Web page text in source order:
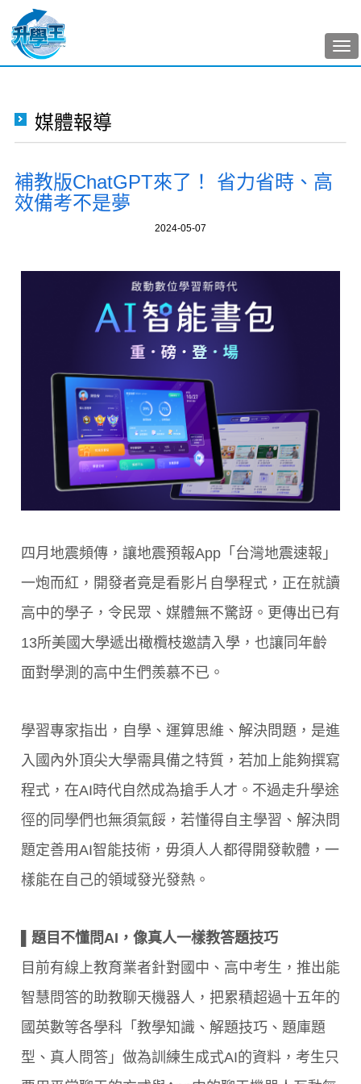
媒體報導
補教版ChatGPT來了！ 省力省時、高
效備考不是夢
2024-05-07
四月地震頻傳，讓地震預報App「台灣地震速報」
一炮而紅，開發者竟是看影片自學程式，正在就讀
高中的學子，令民眾、媒體無不驚訝。更傳出已有
13所美國大學遞出橄欖枝邀請入學，也讓同年齡
面對學測的高中生們羨慕不已。
學習專家指出，自學、運算思維、解決問題，是進
入國內外頂尖大學需具備之特質，若加上能夠撰寫
程式，在AI時代自然成為搶手人才。不過走升學途
徑的同學們也無須氣餒，若懂得自主學習、解決問
題定善用AI智能技術，毋須人人都得開發軟體，一
樣能在自己的領域發光發熱。
▌題目不懂問AI，像真人一樣教答題技巧
目前有線上教育業者針對國中、高中考生，推出能
智慧問答的助教聊天機器人，把累積超過十五年的
國英數等各學科「教學知識、解題技巧、題庫題
型、真人問答」做為訓練生成式AI的資料，考生只